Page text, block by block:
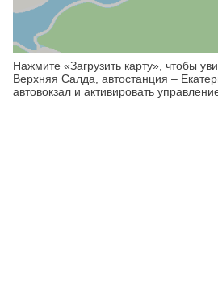
Нажмите «Загрузить карту», чтобы
Верхняя Салда, автостанция –
автовокзал и активировать